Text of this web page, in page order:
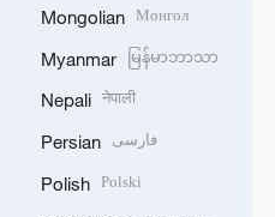
Mongolian Монгол
Myanmar မြန်မာဘာသာ
Nepali नेपाली
Persian فارسی
Polish Polski